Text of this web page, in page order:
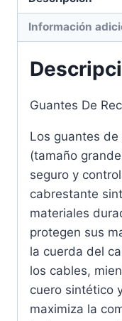
Información
Guantes De
Los guantes de
(tamaño
seguro y
cabrestante
materiales
protegen sus
la cuerda del
los cables,
cuero sintético
maximiza la